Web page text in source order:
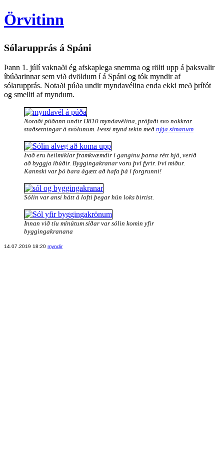
Örvitinn
Sólarupprás á Spáni
Þann 1. júlí vaknaði ég afskaplega snemma og rölti upp á þaksvalir
íbúðarinnar sem við dvöldum í á Spáni og tók myndir af
sólarupprás. Notaði púða undir myndavélina enda ekki með þrífót
og smellti af myndum.
Notaði púðann undir D810 myndavélina, prófaði svo nokkrar
staðsetningar á svölunum. Þessi mynd tekin með nýja símanum
Það eru heilmiklar framkvæmdir í ganginu þarna rétt hjá, verið
að byggja íbúðir. Byggingakranar voru því fyrir. Því miður.
Kannski var þó bara ágætt að hafa þá í forgrunni!
Sólin var ansi hátt á lofti þegar hún loks birtist.
Innan við tíu mínútum síðar var sólin komin yfir
byggingakranana
14.07.2019 18:20 myndir